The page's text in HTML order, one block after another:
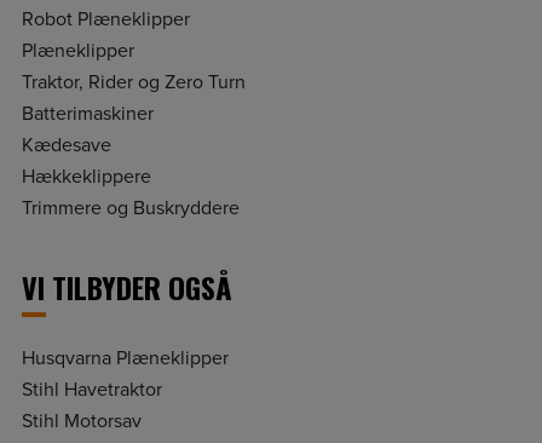
Robot Plæneklipper
Plæneklipper
Traktor, Rider og Zero Turn
Batterimaskiner
Kædesave
Hækkeklippere
Trimmere og Buskryddere
VI TILBYDER OGSÅ
Husqvarna Plæneklipper
Stihl Havetraktor
Stihl Motorsav